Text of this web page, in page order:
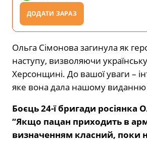
ДОДАТИ ЗАРАЗ
Ольга Сімонова загинула як
наступу, визволяючи
Херсонщині. До вашої уваги –
яке вона дала нашому виданню
Боєць 24-ї бригади росіянка
“Якщо пацан приходить в
визначенням класний, поки